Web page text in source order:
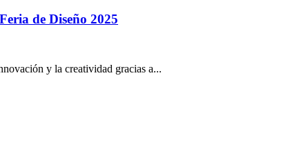
de Diseño 2025
y la creatividad gracias a...